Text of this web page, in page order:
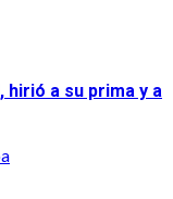
hirió a su prima y a